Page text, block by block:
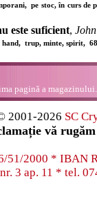
pe stoc, în curs
este suficient,
hand, trup, minte, spirit,
pagină a
2001-2026 SC
vă
51/2000 * IBAN
3 ap. 11 * tel.